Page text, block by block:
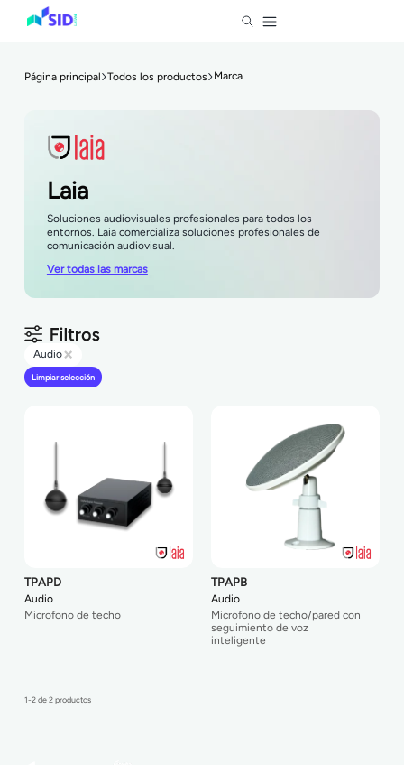
Página principal Todos los productos Marca
Laia
Soluciones audiovisuales profesionales para todos los
entornos. Laia comercializa soluciones profesionales de
comunicación audiovisual.
Ver todas las marcas
Audio×
Limpiar selección
TPAPD
Audio
Microfono de techo
TPAPB
Audio
Microfono de techo/pared con
seguimiento de voz
inteligente
1-2 de 2 productos